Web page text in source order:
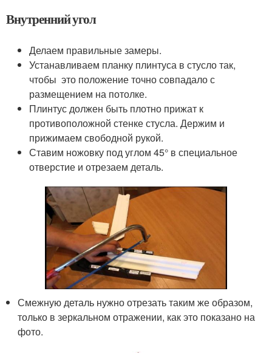
Внутренний угол
Делаем правильные замеры.
Устанавливаем планку плинтуса в стусло так,
чтобы это положение точно совпадало с
размещением на потолке.
Плинтус должен быть плотно прижат к
противоположной стенке стусла. Держим и
прижимаем свободной рукой.
Ставим ножовку под углом 45° в специальное
отверстие и отрезаем деталь.
Смежную деталь нужно отрезать таким же образом,
только в зеркальном отражении, как это показано на
фото.